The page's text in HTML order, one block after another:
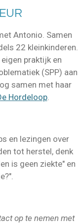
Antonio. Samen
22 kleinkinderen.
praktijk en
(SPP) aan
samen met haar
Hordeloop.
en lezingen over
tot herstel, denk
is geen ziekte" en
op te nemen met